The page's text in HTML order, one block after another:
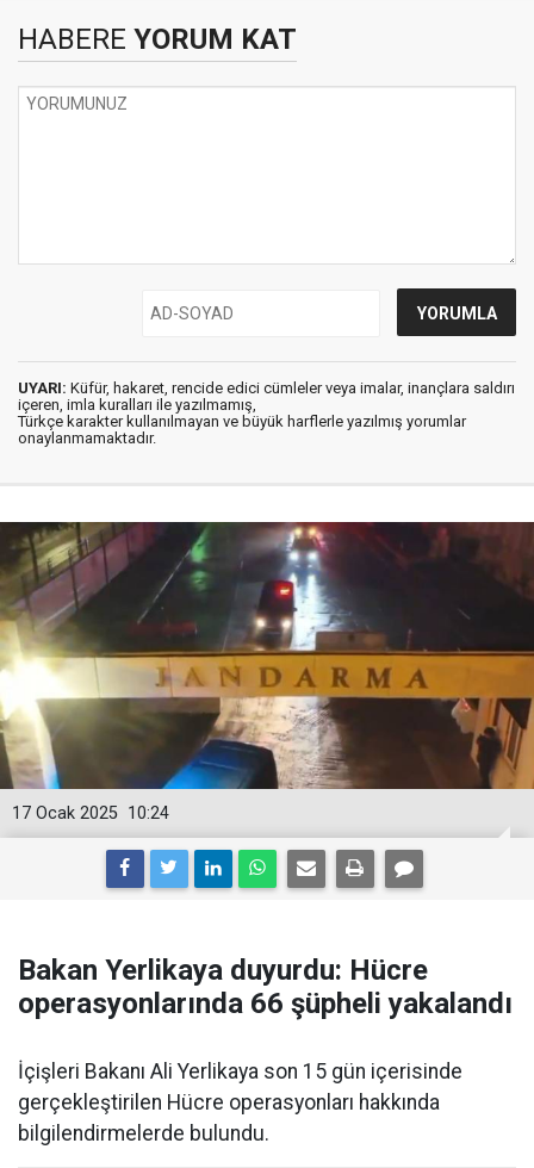
HABERE YORUM KAT
UYARI: Küfür, hakaret, rencide edici cümleler veya imalar, inançlara saldırı
içeren, imla kuralları ile yazılmamış,
Türkçe karakter kullanılmayan ve büyük harflerle yazılmış yorumlar
onaylanmamaktadır.
10:24
17 Ocak 2025
Bakan Yerlikaya duyurdu: Hücre
operasyonlarında 66 şüpheli yakalandı
İçişleri Bakanı Ali Yerlikaya son 15 gün içerisinde
gerçekleştirilen Hücre operasyonları hakkında
bilgilendirmelerde bulundu.